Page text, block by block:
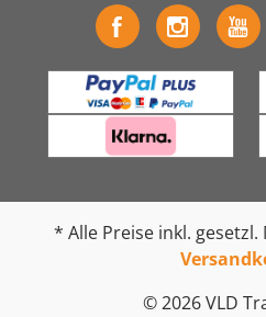
* Alle Preise inkl.
© 2026 VLD